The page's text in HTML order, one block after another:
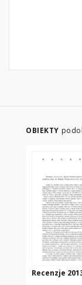
OBIEKTY
Recenzje